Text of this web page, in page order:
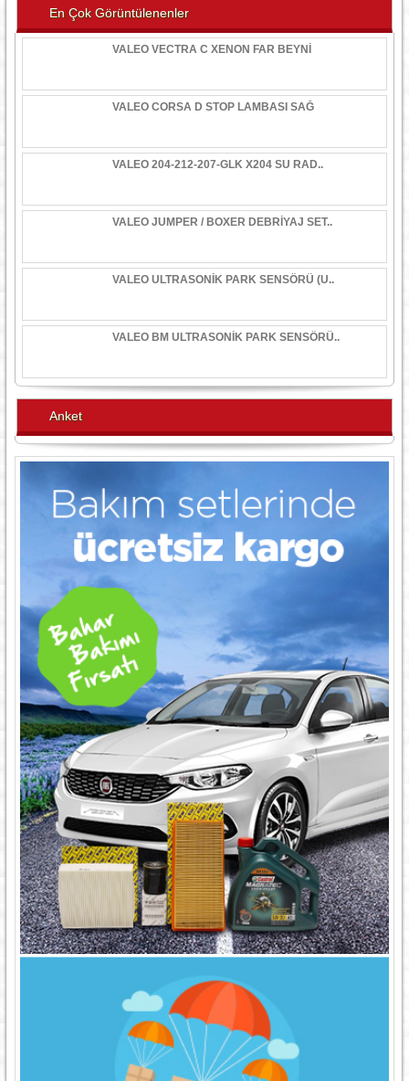
En Çok Görüntülenenler
VALEO VECTRA C XENON FAR BEYNİ
VALEO CORSA D STOP LAMBASI SAĞ
VALEO 204-212-207-GLK X204 SU RAD..
VALEO JUMPER / BOXER DEBRİYAJ SET..
VALEO ULTRASONİK PARK SENSÖRÜ (U..
VALEO BM ULTRASONİK PARK SENSÖRÜ..
Anket